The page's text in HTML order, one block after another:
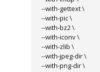
--with-gettext \
--with-pic \
--with-bz2 \
--with-iconv \
--with-zlib \
--with-jpeg-dir \
--with-png-dir \